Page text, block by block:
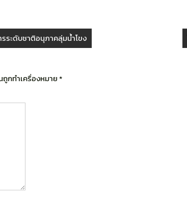
ระดับชาติอนุภาคลุ่มน้ำโขง
กทำเครื่องหมาย*